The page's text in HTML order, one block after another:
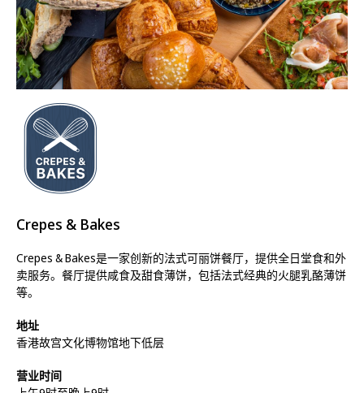
Crepes & Bakes
Crepes & Bakes是一家创新的法式可丽饼餐厅，提供全日堂食和外
卖服务。餐厅提供咸食及甜食薄饼，包括法式经典的火腿乳酪薄饼
等。
地址
香港故宫文化博物馆地下低层
营业时间